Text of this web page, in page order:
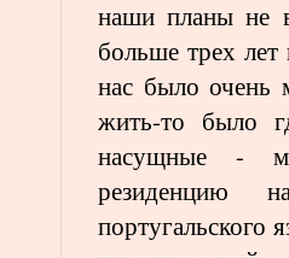
наши планы не
больше трех
нас было очень
жить-то было
насущные -
резиденцию
португальского